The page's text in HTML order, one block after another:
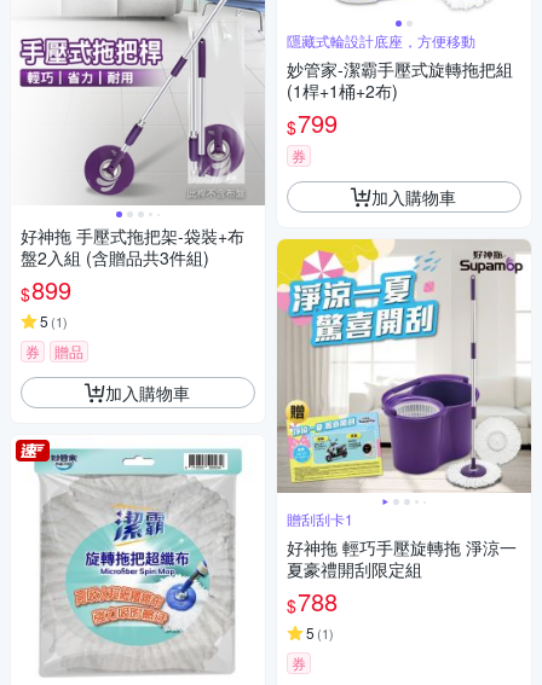
好神拖 手壓式拖把架-袋裝+布
盤2入組 (含贈品共3件組)
$899
5 (1)
券 贈品
加入購物車
隱藏式輪設計底座，方便移動
妙管家-潔霸手壓式旋轉拖把組
(1桿+1桶+2布)
$799
券
加入購物車
贈刮刮卡1
好神拖 輕巧手壓旋轉拖 淨涼一
夏豪禮開刮限定組
$788
5 (1)
券